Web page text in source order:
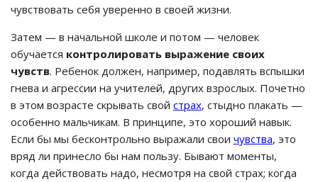
чувствовать себя уверенно в своей жизни.
Затем — в начальной школе и потом — человек
обучается контролировать выражение своих
чувств. Ребенок должен, например, подавлять вспышки
гнева и агрессии на учителей, других взрослых. Почетно
в этом возрасте скрывать свой страх, стыдно плакать —
особенно мальчикам. В принципе, это хороший навык.
Если бы мы бесконтрольно выражали свои чувства, это
вряд ли принесло бы нам пользу. Бывают моменты,
когда действовать надо, несмотря на свой страх; когда